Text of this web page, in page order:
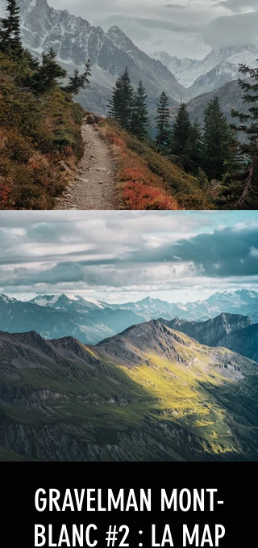
GRAVELMAN MONT-
BLANC #2 : LA MAP